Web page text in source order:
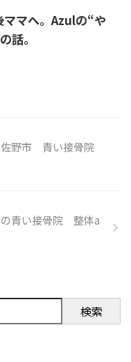
ママへ。Azulの“や
話。
野市 青い接骨院
青い接骨院 整体a
検索